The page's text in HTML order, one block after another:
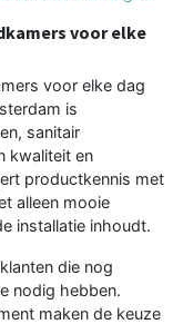
voor elke
voor elke dag
is
sanitair
kwaliteit en
productkennis met
alleen mooie
installatie inhoudt.
die nog
nodig hebben.
maken de keuze